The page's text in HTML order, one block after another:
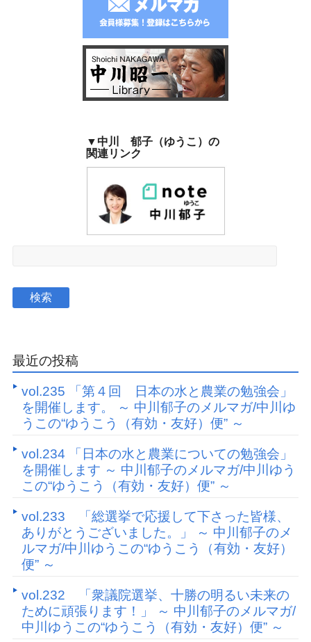
▼中川 郁子（ゆうこ）の
関連リンク
最近の投稿
vol.235 「第４回 日本の水と農業の勉強会」
を開催します。 ～ 中川郁子のメルマガ/中川ゆ
うこの“ゆうこう（有効・友好）便” ～
vol.234 「日本の水と農業についての勉強会」
を開催します ～ 中川郁子のメルマガ/中川ゆう
この“ゆうこう（有効・友好）便” ～
vol.233 「総選挙で応援して下さった皆様、
ありがとうございました。」 ～ 中川郁子のメ
ルマガ/中川ゆうこの“ゆうこう（有効・友好）
便” ～
vol.232 「衆議院選挙、十勝の明るい未来の
ために頑張ります！」 ～ 中川郁子のメルマガ/
中川ゆうこの“ゆうこう（有効・友好）便” ～